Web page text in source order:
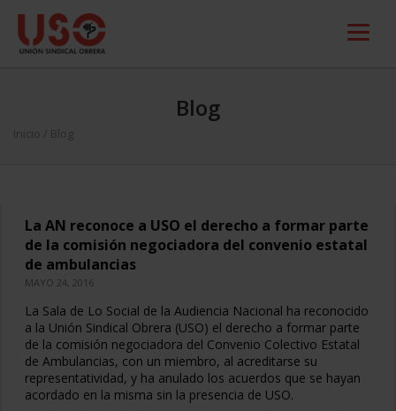
Blog
Inicio / Blog
La AN reconoce a USO el derecho a formar parte
de la comisión negociadora del convenio estatal
de ambulancias
MAYO 24, 2016
La Sala de Lo Social de la Audiencia Nacional ha reconocido
a la Unión Sindical Obrera (USO) el derecho a formar parte
de la comisión negociadora del Convenio Colectivo Estatal
de Ambulancias, con un miembro, al acreditarse su
representatividad, y ha anulado los acuerdos que se hayan
acordado en la misma sin la presencia de USO.